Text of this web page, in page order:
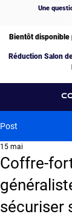
Une
Bientôt disponible
Réduction Salon
Post
Coffre-
sécuriser
15 mai